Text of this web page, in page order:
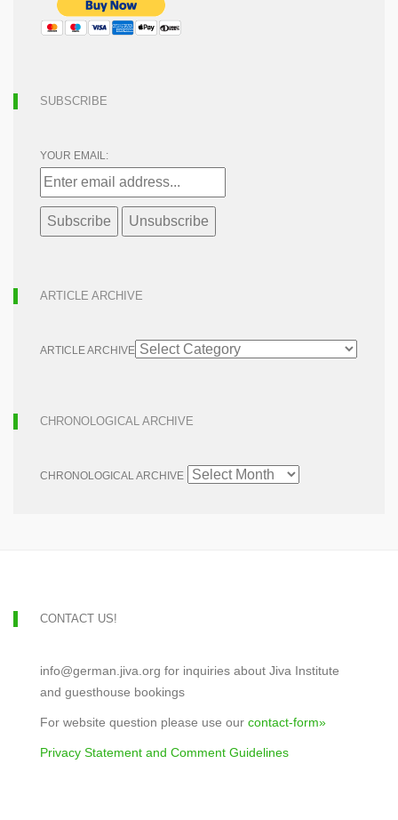
SUBSCRIBE
YOUR EMAIL:
ARTICLE ARCHIVE
ARTICLE ARCHIVE
CHRONOLOGICAL ARCHIVE
CHRONOLOGICAL ARCHIVE
CONTACT US!
info@german.jiva.org for inquiries about Jiva Institute
and guesthouse bookings
For website question please use our contact-form»
Privacy Statement and Comment Guidelines